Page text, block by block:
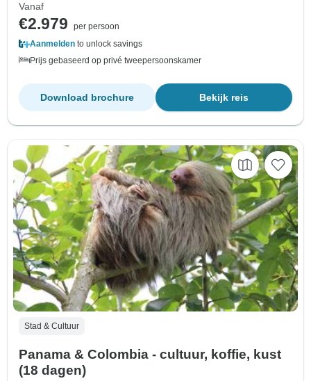
Vanaf
€2.979
per persoon
Aanmelden to unlock savings
Prijs gebaseerd op privé tweepersoonskamer
Bekijk reis
Download brochure
Stad & Cultuur
Panama & Colombia - cultuur, koffie, kust
(18 dagen)